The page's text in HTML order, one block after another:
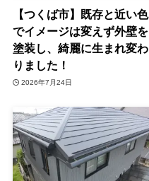
【つくば市】既存と近い色
でイメージは変えず外壁を
塗装し、綺麗に生まれ変わ
りました！
2026年7月24日